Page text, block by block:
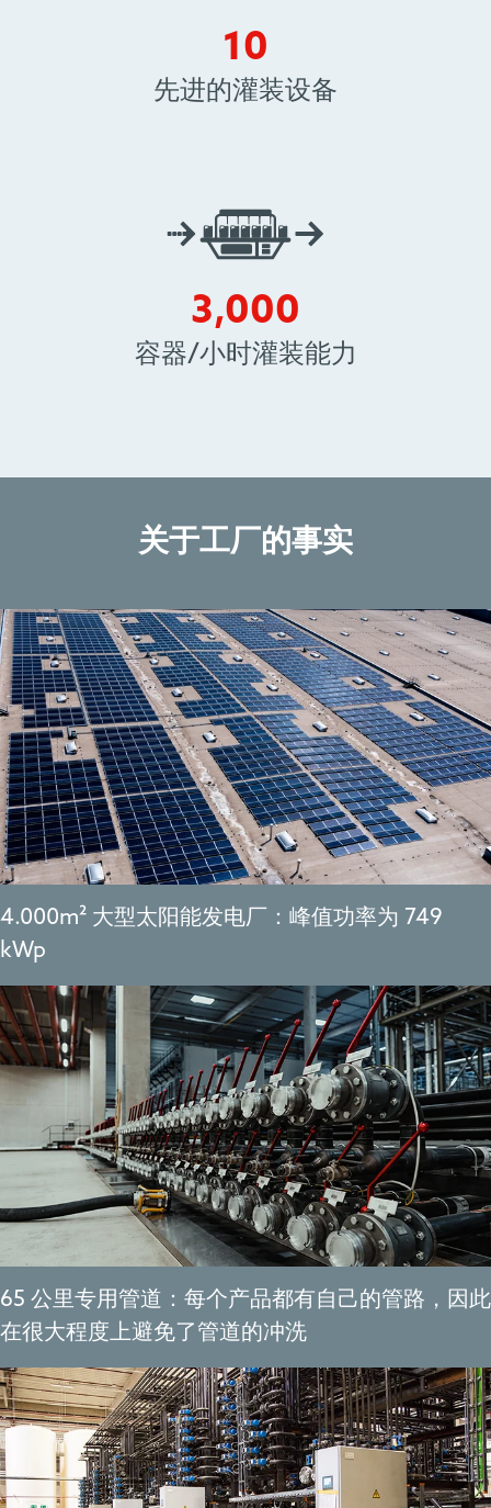
10
先进的灌装设备
3,000
容器/小时灌装能力
关于工厂的事实
4.000m² 大型太阳能发电厂：峰值功率为 749
kWp
65 公里专用管道：每个产品都有自己的管路，因此
在很大程度上避免了管道的冲洗